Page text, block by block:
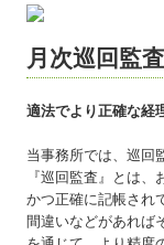
月次巡回監査
適法でより正確な経
当事務所では、巡回
『巡回監査』とは
かつ正確に記帳され
間違いなどがあれば